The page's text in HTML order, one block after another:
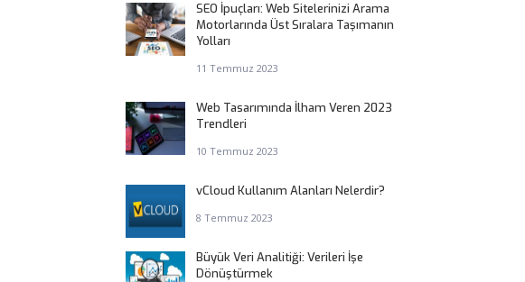
SEO İpuçları: Web Sitelerinizi Arama
Motorlarında Üst Sıralara Taşımanın
Yolları
11 Temmuz 2023
Web Tasarımında İlham Veren 2023
Trendleri
10 Temmuz 2023
vCloud Kullanım Alanları Nelerdir?
8 Temmuz 2023
Büyük Veri Analitiği: Verileri İşe
Dönüştürmek